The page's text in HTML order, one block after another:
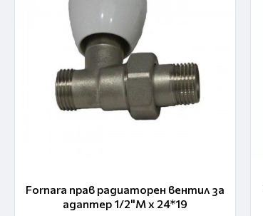
Fornara прав радиаторен вентил за
адаптер 1/2"M x 24*19